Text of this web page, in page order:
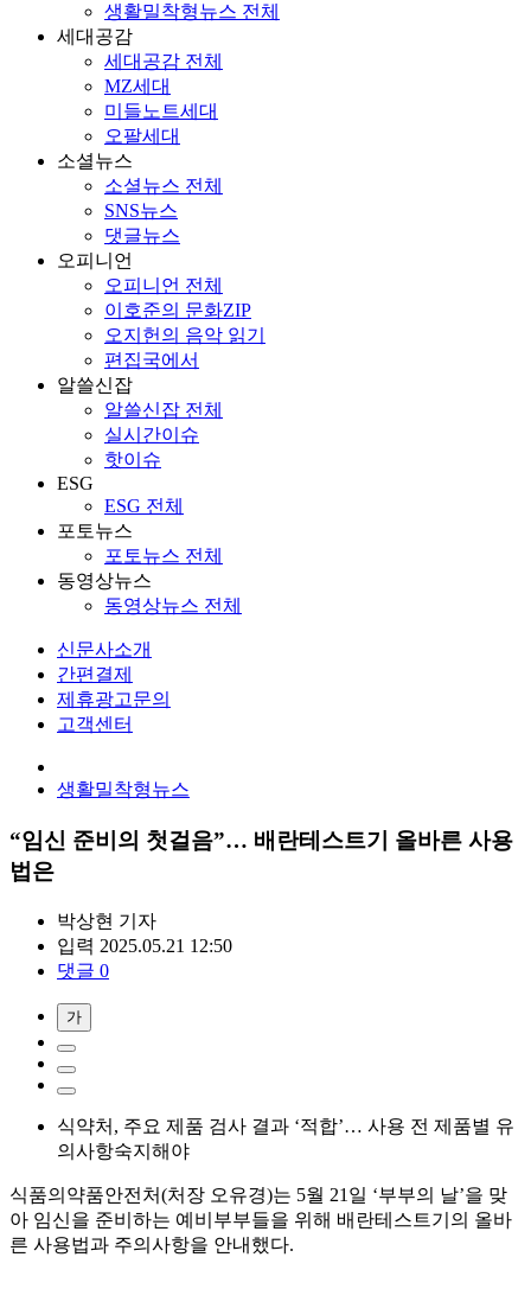
생활밀착형뉴스 전체
세대공감
세대공감 전체
MZ세대
미들노트세대
오팔세대
소셜뉴스
소셜뉴스 전체
SNS뉴스
댓글뉴스
오피니언
오피니언 전체
이호준의 문화ZIP
오지헌의 음악 읽기
편집국에서
알쓸신잡
알쓸신잡 전체
실시간이슈
핫이슈
ESG
ESG 전체
포토뉴스
포토뉴스 전체
동영상뉴스
동영상뉴스 전체
신문사소개
간편결제
제휴광고문의
고객센터
생활밀착형뉴스
“임신 준비의 첫걸음”… 배란테스트기 올바른 사용
법은
박상현 기자
입력 2025.05.21 12:50
댓글 0
가
식약처, 주요 제품 검사 결과 ‘적합’… 사용 전 제품별 유
의사항숙지해야
식품의약품안전처(처장 오유경)는 5월 21일 ‘부부의 날’을 맞
아 임신을 준비하는 예비부부들을 위해 배란테스트기의 올바
른 사용법과 주의사항을 안내했다.